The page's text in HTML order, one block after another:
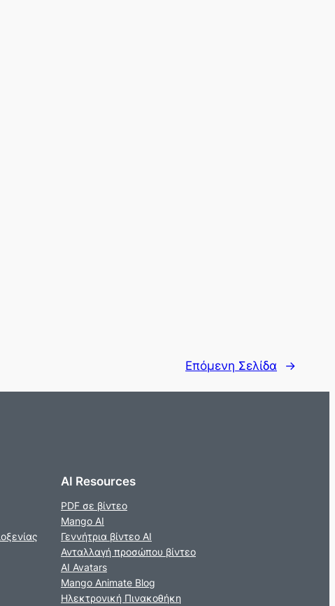
Επόμενη Σελίδα →
AI Resources
PDF σε βίντεο
Mango AI
Γεννήτρια βίντεο AI
Ανταλλαγή προσώπου βίντεο
AI Avatars
Mango Animate Blog
Ηλεκτρονική Πινακοθήκη